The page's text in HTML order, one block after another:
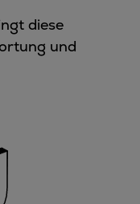
diese
und